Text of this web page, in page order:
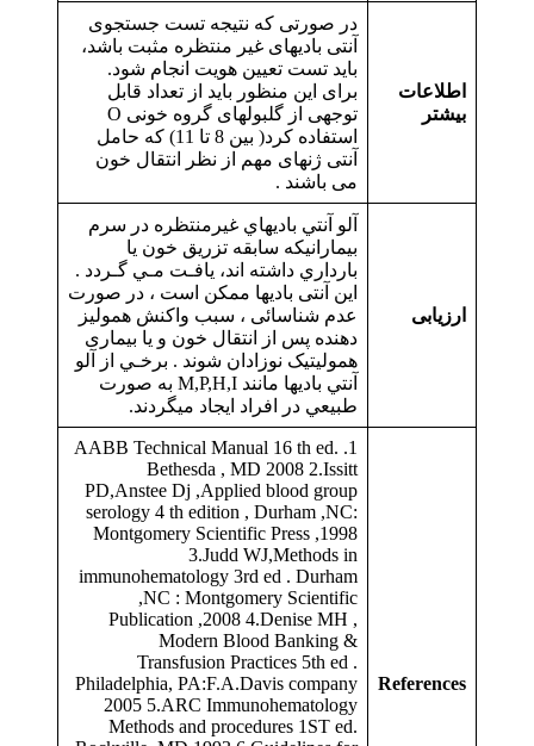
اطلاعات
بیشتر
در صورتی که نتیجه تست جستجوی
آنتی بادیهای غیر منتظره مثبت باشد،
باید تست تعیین هویت انجام شود.
برای این منظور باید از تعداد قابل
توجهی از گلبولهای گروه خونی O
استفاده کرد( بین 8 تا 11) که حامل
آنتی ژنهای مهم از نظر انتقال خون
می باشند .
ارزیابی
آلو آنتي باديهاي غيرمنتظره در سرم
بيمارانيكه سابقه تزريق خون يا
بارداري داشته اند، يافـت مـي گـردد .
این آنتی بادیها ممکن است ، در صورت
عدم شناسائی ، سبب واکنش همولیز
دهنده پس از انتقال خون و یا بیماری
همولیتیک نوزادان شوند . برخـي از آلو
آنتي باديها مانند M,P,H,I به صورت
طبيعي در افراد ايجاد ميگردند.
References
1. AABB Technical Manual 16 th ed.
Bethesda , MD 2008 2.Issitt
PD,Anstee Dj ,Applied blood group
serology 4 th edition , Durham ,NC:
Montgomery Scientific Press ,1998
3.Judd WJ,Methods in
immunohematology 3rd ed . Durham
,NC : Montgomery Scientific
Publication ,2008 4.Denise MH ,
Modern Blood Banking &
Transfusion Practices 5th ed .
Philadelphia, PA:F.A.Davis company
2005 5.ARC Immunohematology
Methods and procedures 1ST ed.